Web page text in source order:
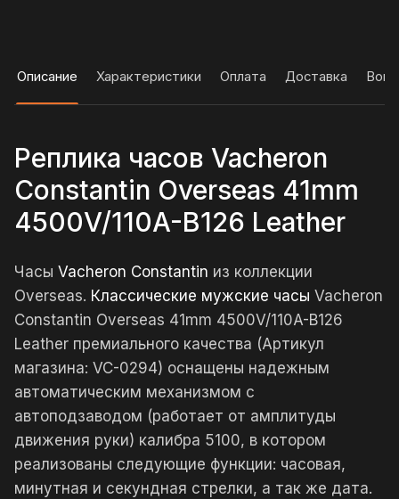
Описание Характеристики Оплата Доставка
Реплика часов Vacheron
Constantin Overseas 41mm
4500V/110A-B126 Leather
Часы Vacheron Constantin из коллекции
Overseas. Классические мужские часы Vacheron
Constantin Overseas 41mm 4500V/110A-B126
Leather премиального качества (Артикул
магазина: VC-0294) оснащены надежным
автоматическим механизмом с
автоподзаводом (работает от амплитуды
движения руки) калибра 5100, в котором
реализованы следующие функции: часовая,
минутная и секундная стрелки, а так же дата.